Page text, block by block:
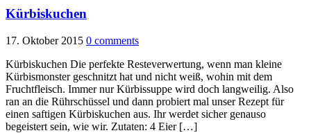
Kürbiskuchen
17. Oktober 2015 0 comments
Kürbiskuchen Die perfekte Resteverwertung, wenn man kleine
Kürbismonster geschnitzt hat und nicht weiß, wohin mit dem
Fruchtfleisch. Immer nur Kürbissuppe wird doch langweilig. Also
ran an die Rührschüssel und dann probiert mal unser Rezept für
einen saftigen Kürbiskuchen aus. Ihr werdet sicher genauso
begeistert sein, wie wir. Zutaten: 4 Eier […]